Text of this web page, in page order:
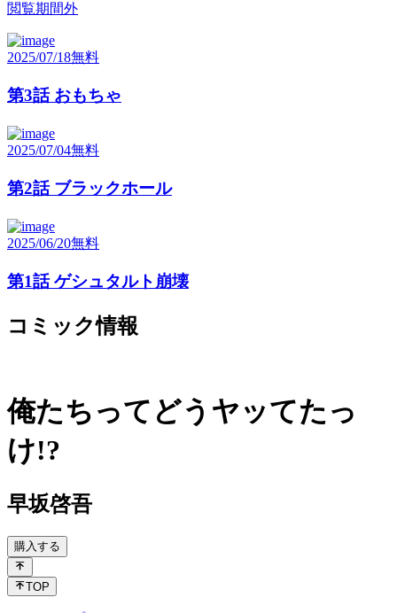
閲覧期間外
2025/07/18無料
第3話 おもちゃ
2025/07/04無料
第2話 ブラックホール
2025/06/20無料
第1話 ゲシュタルト崩壊
コミック情報
俺たちってどうヤッてたっ
け!?
早坂啓吾
購入する
TOP